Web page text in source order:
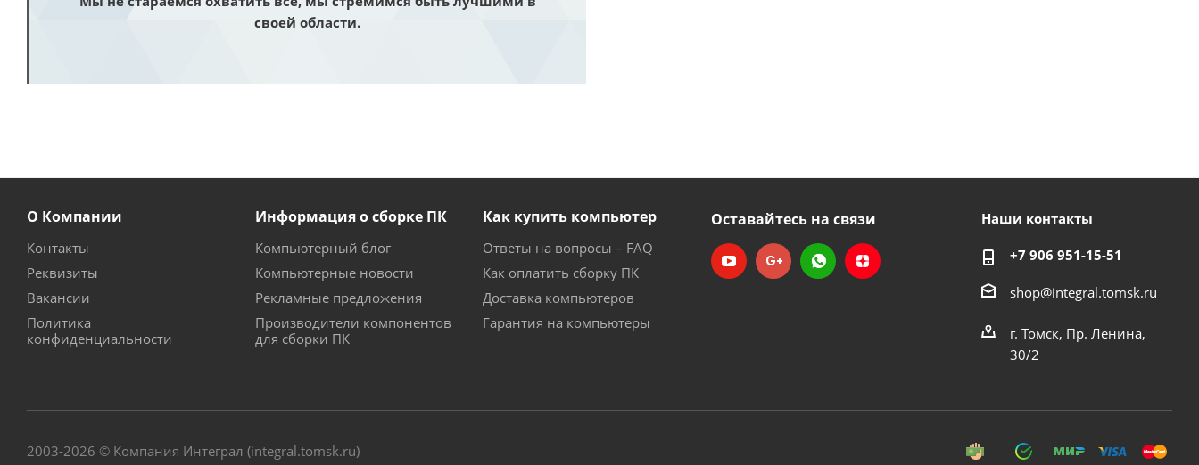
своей области.
О Компании
Контакты
Реквизиты
Вакансии
Политика
конфиденциальности
Информация о сборке ПК
Компьютерный блог
Компьютерные новости
Рекламные предложения
Производители компонентов
для сборки ПК
Как купить компьютер
Ответы на вопросы – FAQ
Как оплатить сборку ПК
Доставка компьютеров
Гарантия на компьютеры
Оставайтесь на связи Наши контакты
+7 906 951-15-51
shop@integral.tomsk.ru
г. Томск, Пр. Ленина,
30/2
2003-2026 © Компания Интеграл (integral.tomsk.ru)